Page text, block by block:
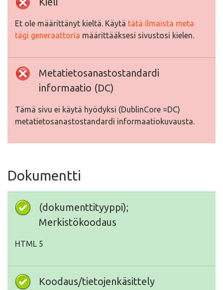
Et ole määrittänyt kieltä. Käytä tätä ilmaista meta
tägi generaattoria määrittääksesi sivustosi kielen.
Metatietosanastostandardi
informaatio (DC)
Tämä sivu ei käytä hyödyksi (DublinCore =DC)
metatietosanastostandardi informaatiokuvausta.
Dokumentti
(dokumenttityyppi);
Merkistökoodaus
HTML 5
Koodaus/tietojenkäsittely